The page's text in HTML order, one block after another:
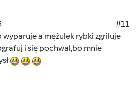
#11
wyparuje a mężulek rybki zgriluje
i się pochwal,bo mnie